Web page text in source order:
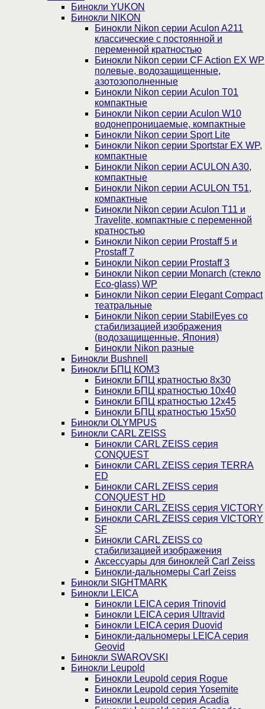
Бинокли YUKON
Бинокли NIKON
Бинокли Nikon серии Aculon A211
классические с постоянной и
переменной кратностью
Бинокли Nikon серии СF Action EX WP
полевые, водозащищенные,
азотозополненные
Бинокли Nikon серии Aculon T01
компактные
Бинокли Nikon серии Aculon W10
водонепроницаемые, компактные
Бинокли Nikon серии Sport Lite
Бинокли Nikon серии Sportstar EX WP,
компактные
Бинокли Nikon серии ACULON A30,
компактные
Бинокли Nikon серии ACULON Т51,
компактные
Бинокли Nikon серии Aculon T11 и
Travelite, компактные с переменной
кратностью
Бинокли Nikon серии Prostaff 5 и
Prostaff 7
Бинокли Nikon серии Prostaff 3
Бинокли Nikon серии Monarch (стекло
Eco-glass) WP
Бинокли Nikon серии Elegant Compact
театральные
Бинокли Nikon серии StabilEyes со
стабилизацией изображения
(водозащищенные, Япония)
Бинокли Nikon разные
Бинокли Bushnell
Бинокли БПЦ КОМЗ
Бинокли БПЦ кратностью 8х30
Бинокли БПЦ кратностью 10х40
Бинокли БПЦ кратностью 12х45
Бинокли БПЦ кратностью 15х50
Бинокли OLYMPUS
Бинокли CARL ZEISS
Бинокли CARL ZEISS серия
CONQUEST
Бинокли CARL ZEISS серия TERRA
ED
Бинокли CARL ZEISS серия
CONQUEST HD
Бинокли CARL ZEISS серия VICTORY
Бинокли CARL ZEISS серия VICTORY
SF
Бинокли CARL ZEISS со
стабилизацией изображения
Аксессуары для биноклей Carl Zeiss
Бинокли-дальномеры Carl Zeiss
Бинокли SIGHTMARK
Бинокли LEICA
Бинокли LEICA серия Trinovid
Бинокли LEICA серия Ultravid
Бинокли LEICA серия Duovid
Бинокли-дальномеры LEICA серия
Geovid
Бинокли SWAROVSKI
Бинокли Leupold
Бинокли Leupold серия Rogue
Бинокли Leupold серия Yosemite
Бинокли Leupold серия Acadia